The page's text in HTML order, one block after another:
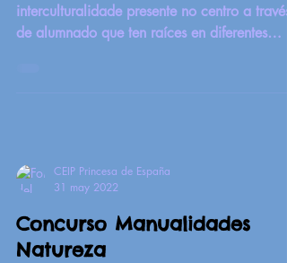
interculturalidade presente no centro a través
de alumnado que ten raíces en diferentes
CEIP Princesa de España
31 may 2022
Concurso Manualidades
Natureza